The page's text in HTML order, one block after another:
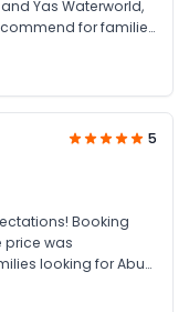
Yas Waterworld,
for families
5
Booking
price was
looking for Abu